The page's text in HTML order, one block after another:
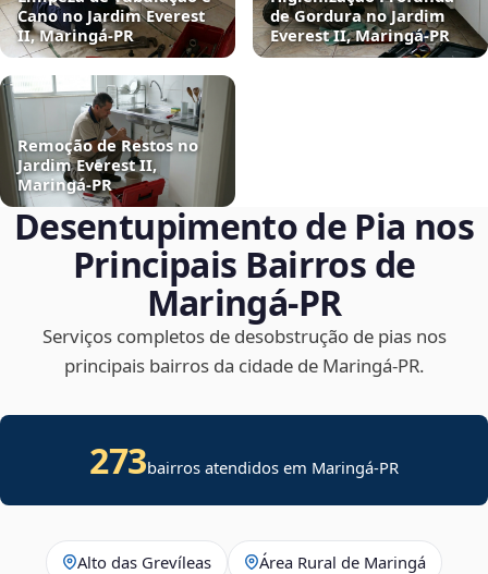
Cano no Jardim Everest
II, Maringá‑PR
de Gordura no Jardim
Everest II, Maringá‑PR
Remoção de Restos no
Jardim Everest II,
Maringá‑PR
Desentupimento de Pia nos
Principais Bairros de
Maringá‑PR
Serviços completos de desobstrução de pias nos
principais bairros da cidade de Maringá‑PR.
273bairros atendidos em Maringá-PR
Alto das Grevíleas Área Rural de Maringá